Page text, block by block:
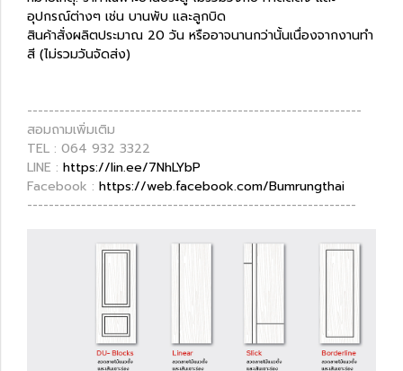
อุปกรณ์ต่างๆ เช่น บานพับ และลูกบิด
สินค้าสั่งผลิตประมาณ 20 วัน หรืออาจนานกว่านั้นเนื่องจากงานทำ
สี (ไม่รวมวันจัดส่ง)
--------------------------------------------------------------
สอมถามเพิ่มเติม
TEL : 064 932 3322
LINE : https://lin.ee/7NhLYbP
Facebook : https://web.facebook.com/Bumrungthai
-------------------------------------------------------------